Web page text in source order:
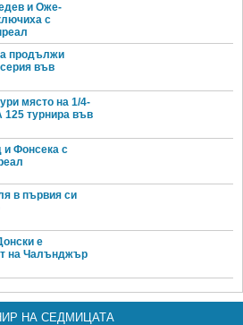
и Оже-
с
продължи
във
място на 1/4-
125 турнира във
Фонсека с
в първия си
е
на Чалънджър
НА СЕДМИЦАТА